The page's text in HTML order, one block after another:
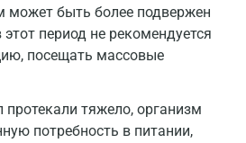
может быть более подвержен
период не рекомендуется
посещать массовые
тяжело, организм
потребность в питании,